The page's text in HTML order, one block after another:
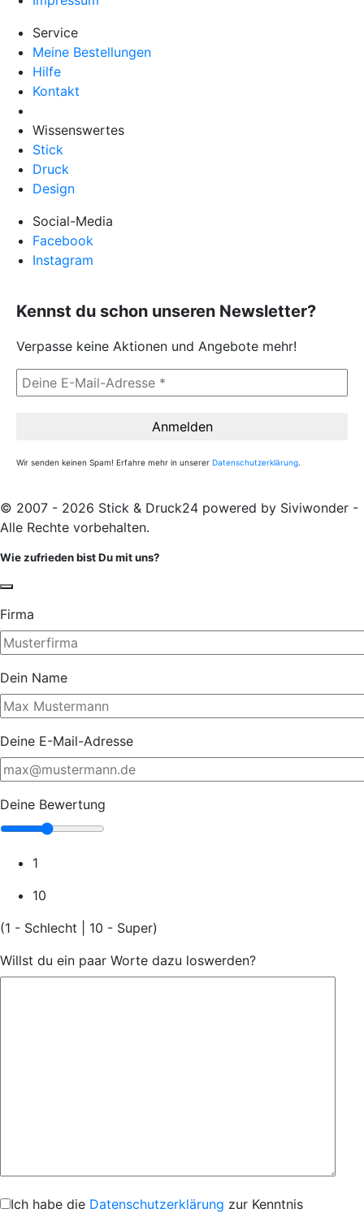
Service
Meine Bestellungen
Hilfe
Kontakt
Wissenswertes
Stick
Druck
Design
Social-Media
Facebook
Instagram
Kennst du schon unseren Newsletter?
Verpasse keine Aktionen und Angebote mehr!
Wir senden keinen Spam! Erfahre mehr in unserer Datenschutzerklärung.
© 2007 - 2026 Stick & Druck24 powered by Siviwonder -
Alle Rechte vorbehalten.
Wie zufrieden bist Du mit uns?
Firma
Dein Name
Deine E-Mail-Adresse
Deine Bewertung
1
10
(1 - Schlecht | 10 - Super)
Willst du ein paar Worte dazu loswerden?
Ich habe die Datenschutzerklärung zur Kenntnis